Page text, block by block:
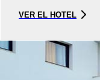
VER EL HOTEL